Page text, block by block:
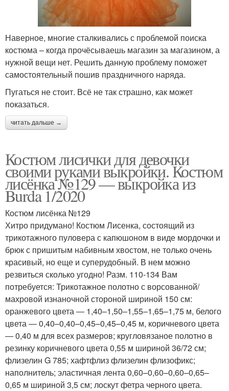
Наверное, многие сталкивались с проблемой поиска
костюма – когда прочёсываешь магазин за магазином, а
нужной вещи нет. Решить данную проблему поможет
самостоятельный пошив праздничного наряда.
Пугаться не стоит. Всё не так страшно, как может
показаться.
читать дальше →
Костюм лисички для девочки
своими руками выкройки. Костюм
лисёнка №129 — выкройка из
Burda 1/2020
Костюм лисёнка №129
Хитро придумано! Костюм Лисенка, состоящий из
трикотажного пуловера с капюшоном в виде мордочки и
брюк с пришитым набивным хвостом, не только очень
красивый, но еще и суперудобный. В нем можно
резвиться сколько угодно! Разм. 110-134 Вам
потребуется: Трикотажное полотно с ворсованной/
махровой изнаночной стороной шириной 150 см:
оранжевого цвета ― 1,40–1,50–1,55–1,65–1,75 м, белого
цвета ― 0,40–0,40–0,45–0,45–0,45 м, коричневого цвета
― 0,40 м для всех размеров; кругловязаное полотно в
резинку коричневого цвета 0,55 м шириной 36/72 см;
флизелин G 785; хафтфлиз флизелин флизофикс;
наполнитель; эластичная лента 0,60–0,60–0,60–0,65–
0,65 м шириной 3,5 см; лоскут фетра черного цвета.